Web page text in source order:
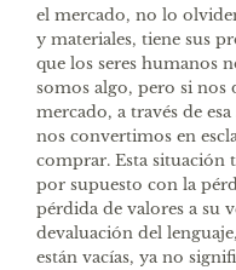
el mercado, no lo
y materiales, tiene sus
que los seres humanos
somos algo, pero si
mercado, a través de
nos convertimos en
comprar. Esta situación
por supuesto con la
pérdida de valores a su
devaluación del
están vacías, ya no